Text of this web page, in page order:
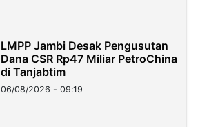
LMPP Jambi Desak Pengusutan
Dana CSR Rp47 Miliar PetroChina
di Tanjabtim
06/08/2026 - 09:19